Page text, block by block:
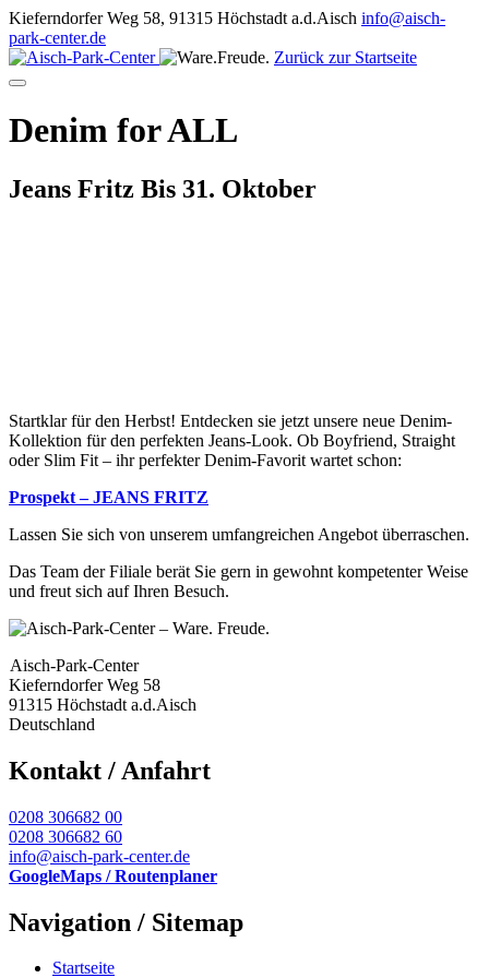
Kieferndorfer Weg 58, 91315 Höchstadt a.d.Aisch info@aisch-
park-center.de
Zurück zur Startseite
Denim for ALL
Jeans Fritz Bis 31. Oktober
Startklar für den Herbst! Entdecken sie jetzt unsere neue Denim-
Kollektion für den perfekten Jeans-Look. Ob Boyfriend, Straight
oder Slim Fit – ihr perfekter Denim-Favorit wartet schon:
Prospekt – JEANS FRITZ
Lassen Sie sich von unserem umfangreichen Angebot überraschen.
Das Team der Filiale berät Sie gern in gewohnt kompetenter Weise
und freut sich auf Ihren Besuch.
Aisch-Park-Center
Kieferndorfer Weg 58
91315 Höchstadt a.d.Aisch
Deutschland
Kontakt / Anfahrt
0208 306682 00
0208 306682 60
info@aisch-park-center.de
GoogleMaps / Routenplaner
Navigation / Sitemap
Startseite